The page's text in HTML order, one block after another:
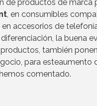
de productos de marca
, en consumibles
en accesorios de
la buena
también
para esteaumento
comentado.